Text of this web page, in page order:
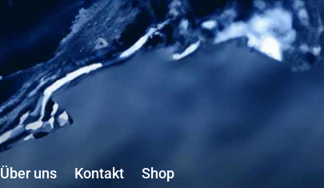
Über uns Kontakt
Shop